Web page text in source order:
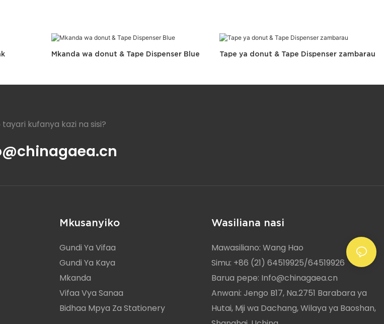
Mkanda wa donut & Tape Dispenser Blue Tape ya donut & Tape Dispenser zambarau
tayari kufanya kazi na sisi?
Mkusanyiko
Gundi Ya Vifaa
Gundi Ya Kaya
Mkanda
Vifaa Vya Sanaa
Bidhaa Mpya Za Stationery
Wasiliana nasi
Mawasiliano: Wang Hao
Simu: +86 (21) 64519925/64519926
Barua pepe: Info@chinagaea.cn
Anwani: Jengo B17, Na.2751 Barabara ya
Hutai, Mji wa Dachang, Wilaya ya Baoshan,